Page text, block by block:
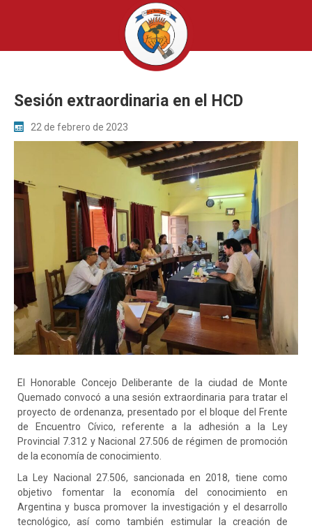
Sesión extraordinaria en el HCD
22 de febrero de 2023
El Honorable Concejo Deliberante de la ciudad de Monte
Quemado convocó a una sesión extraordinaria para tratar el
proyecto de ordenanza, presentado por el bloque del Frente
de Encuentro Cívico, referente a la adhesión a la Ley
Provincial 7.312 y Nacional 27.506 de régimen de promoción
de la economía de conocimiento.
La Ley Nacional 27.506, sancionada en 2018, tiene como
objetivo fomentar la economía del conocimiento en
Argentina y busca promover la investigación y el desarrollo
tecnológico, así como también estimular la creación de